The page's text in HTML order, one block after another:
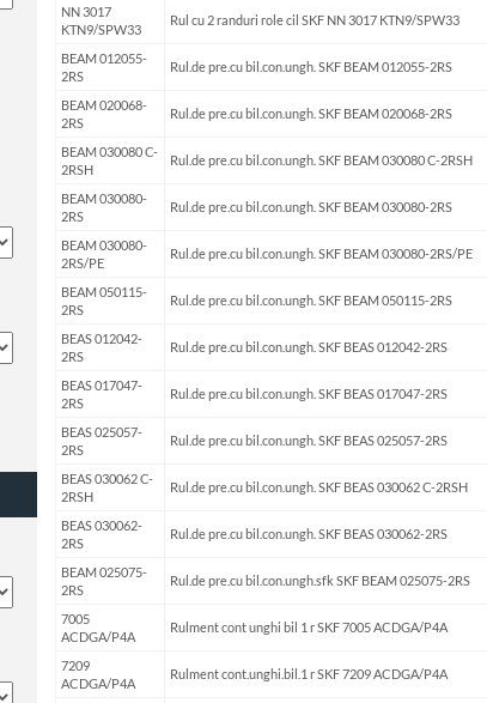
NN 3017
KTN9/SPW33
Rul cu 2 randuri role cil SKF NN 3017 KTN9/SPW33
BEAM 012055-
2RS
Rul.de pre.cu bil.con.ungh. SKF BEAM 012055-2RS
BEAM 020068-
2RS
Rul.de pre.cu bil.con.ungh. SKF BEAM 020068-2RS
BEAM 030080 C-
2RSH
Rul.de pre.cu bil.con.ungh. SKF BEAM 030080 C-2RSH
BEAM 030080-
2RS
Rul.de pre.cu bil.con.ungh. SKF BEAM 030080-2RS
BEAM 030080-
2RS/PE
Rul.de pre.cu bil.con.ungh. SKF BEAM 030080-2RS/PE
BEAM 050115-
2RS
Rul.de pre.cu bil.con.ungh. SKF BEAM 050115-2RS
BEAS 012042-
2RS
Rul.de pre.cu bil.con.ungh. SKF BEAS 012042-2RS
BEAS 017047-
2RS
Rul.de pre.cu bil.con.ungh. SKF BEAS 017047-2RS
BEAS 025057-
2RS
Rul.de pre.cu bil.con.ungh. SKF BEAS 025057-2RS
BEAS 030062 C-
2RSH
Rul.de pre.cu bil.con.ungh. SKF BEAS 030062 C-2RSH
BEAS 030062-
2RS
Rul.de pre.cu bil.con.ungh. SKF BEAS 030062-2RS
BEAM 025075-
2RS
Rul.de pre.cu bil.con.ungh.sfk SKF BEAM 025075-2RS
7005
ACDGA/P4A
Rulment cont unghi bil 1 r SKF 7005 ACDGA/P4A
7209
ACDGA/P4A
Rulment cont.unghi.bil.1 r SKF 7209 ACDGA/P4A